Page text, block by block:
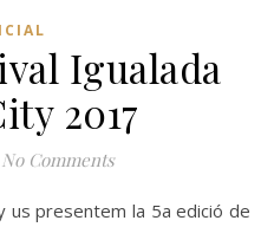
Igualada
2017
No Comments